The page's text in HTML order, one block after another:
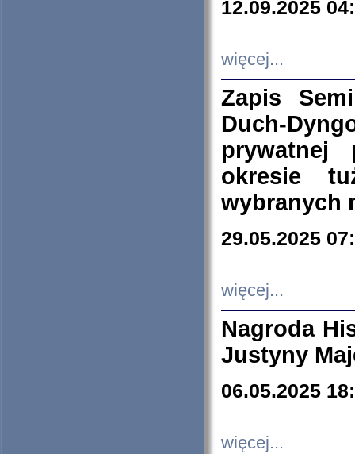
12.09.2025
więcej...
Zapis
Duch-
prywatnej
okresie
wybranych
29.05.2025
więcej...
Nagroda
Justyny
06.05.2025
więcej...